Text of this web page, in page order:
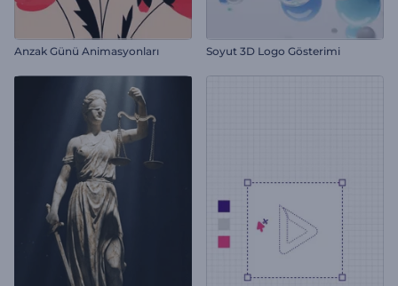
Anzak Günü Animasyonları Soyut 3D Logo Gösterimi